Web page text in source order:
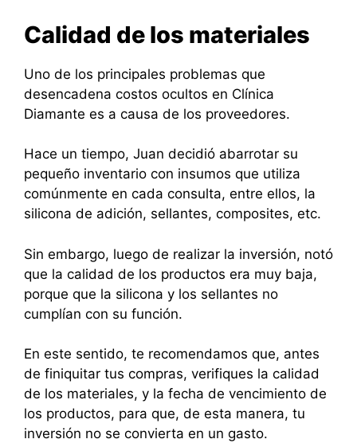
Calidad de los materiales
Uno de los principales problemas que
desencadena costos ocultos en Clínica
Diamante es a causa de los proveedores.
Hace un tiempo, Juan decidió abarrotar su
pequeño inventario con insumos que utiliza
comúnmente en cada consulta, entre ellos, la
silicona de adición, sellantes, composites, etc.
Sin embargo, luego de realizar la inversión, notó
que la calidad de los productos era muy baja,
porque que la silicona y los sellantes no
cumplían con su función.
En este sentido, te recomendamos que, antes
de finiquitar tus compras, verifiques la calidad
de los materiales, y la fecha de vencimiento de
los productos, para que, de esta manera, tu
inversión no se convierta en un gasto.